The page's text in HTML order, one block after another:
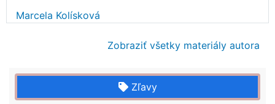
Marcela Kolísková
Zobraziť všetky materiály autora
Zľavy